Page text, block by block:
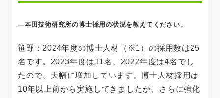
―本田技術研究所の博士採用の状況を教えてください。
笹野：2024年度の博士人材（※1）の採用数は25
名です。2023年度は11名、2022年度は4名でし
たので、大幅に増加しています。博士人材採用は
10年以上前から実施してきましたが、さらに強化